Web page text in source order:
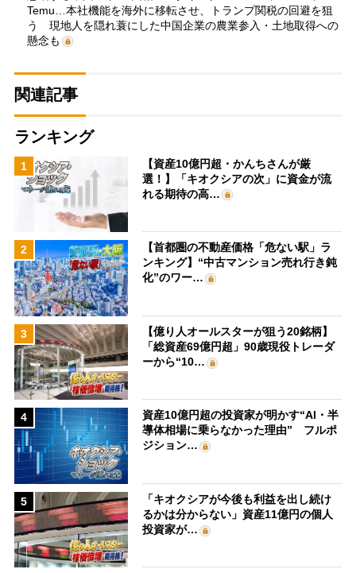
Temu…本社機能を海外に移転させ、トランプ関税の回避を狙
う 現地人を隠れ蓑にした中国企業の農業参入・土地取得への
懸念も
関連記事
ランキング
1
【資産10億円超・かんちさんが厳
選！】「キオクシアの次」に資金が流
れる期待の高…
2
【首都圏の不動産価格「危ない駅」ラ
ンキング】“中古マンション売れ行き鈍
化”のワー…
3
【億り人オールスターが狙う20銘柄】
「総資産69億円超」90歳現役トレーダ
ーから“10…
4
資産10億円超の投資家が明かす“AI・半
導体相場に乗らなかった理由” フルポ
ジション…
5
「キオクシアが今後も利益を出し続け
るかは分からない」資産11億円の個人
投資家が…